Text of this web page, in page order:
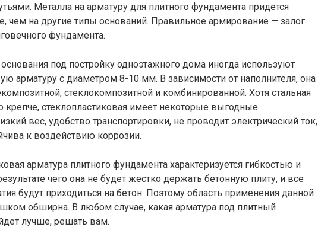
Металла на арматуру для плитного фундамента придется
чем на другие типы оснований. Правильное армирование — залог
фундамента.
под постройку одноэтажного дома иногда используют
арматуру с диаметром 8-10 мм. В зависимости от наполнителя, она
стеклокомпозитной и комбинированной. Хотя стальная
крепче, стеклопластиковая имеет некоторые выгодные
вес, удобство транспортировки, не проводит электрический ток,
к воздействию коррозии.
арматура плитного фундамента характеризуется гибкостью и
чего она не будет жестко держать бетонную плиту, и все
будут приходиться на бетон. Поэтому область применения данной
обширна. В любом случае, какая арматура под плитный
лучше, решать вам.